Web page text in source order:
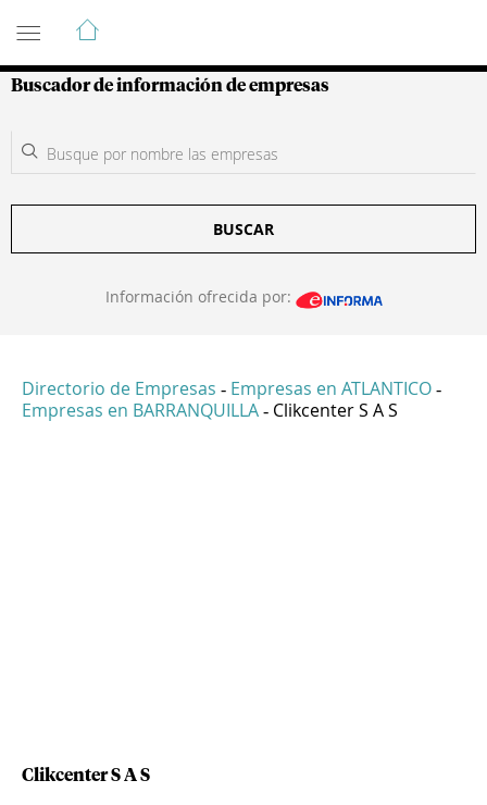
Guía de Empresas Colombianas
Buscador de información de empresas
BUSCAR
Información ofrecida por:
Directorio de Empresas - Empresas en ATLANTICO -
Empresas en BARRANQUILLA - Clikcenter S A S
Clikcenter S A S